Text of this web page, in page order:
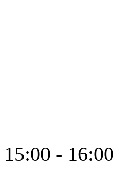
15:00 - 16:00